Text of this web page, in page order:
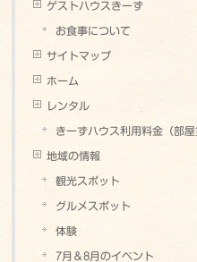
ゲストハウスきーず
お食事について
サイトマップ
ホーム
レンタル
きーずハウス利用料金（部屋
地域の情報
観光スポット
グルメスポット
体験
7月＆8月のイベント